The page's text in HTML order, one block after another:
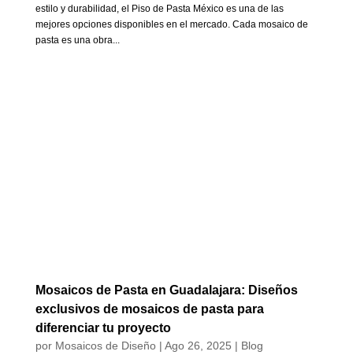
estilo y durabilidad, el Piso de Pasta México es una de las
mejores opciones disponibles en el mercado. Cada mosaico de
pasta es una obra...
Mosaicos de Pasta en Guadalajara: Diseños
exclusivos de mosaicos de pasta para
diferenciar tu proyecto
por Mosaicos de Diseño| Ago 26, 2025 | Blog